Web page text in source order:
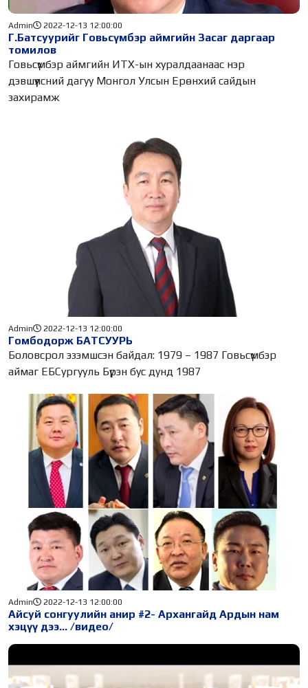
Г.Батсуурийг Говьсүмбэр аймгийн Засаг даргаар
томилов
Admin 2022-12-13 12:00:00
Говьсүмбэр аймгийн ИТХ-ын хуралдаанаас нэр
дэвшүүлсний дагуу Монгол Улсын Ерөнхий сайдын
захирамж
Гомбодорж БАТСУУРЬ
Admin 2022-12-13 12:00:00
Боловсрол эзэмшсэн байдал: 1979 – 1987 Говьсүмбэр
аймаг ЕБСургууль Бүрэн бус дунд 1987
Айсуй сонгуулийн анир #2- Архангайд Ардын нам
хэцүү дээ... /видео/
Admin 2022-12-13 12:00:00